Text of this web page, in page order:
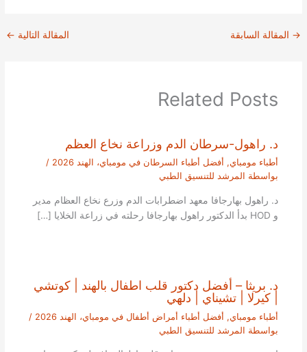
→ المقالة السابقة المقالة التالية ←
Related Posts
د. راهول-سرطان الدم وزراعة نخاع العظم
أطباء مومباي, أفضل أطباء السرطان في مومباي، الهند 2026
/
بواسطة المرشد للتنسيق الطبي
د. راهول بهارجافا معهد اضطرابات الدم وزرع نخاع العظام مدير
و HOD بدأ الدكتور راهول بهارجافا رحلته في زراعة الخلايا […]
د. بريثا – أفضل دكتور قلب اطفال بالهند | كوتشي
| كيرلا | تشيناي | دلهي
أطباء مومباي, أفضل أطباء أمراض أطفال في مومباي، الهند 2026
/
بواسطة المرشد للتنسيق الطبي